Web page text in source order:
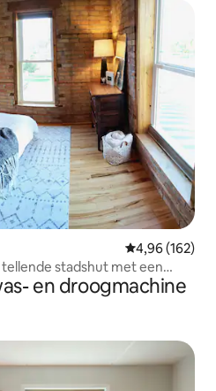
Gemiddelde
4,96 (162)
tellende stadshut met een
en droogmachine